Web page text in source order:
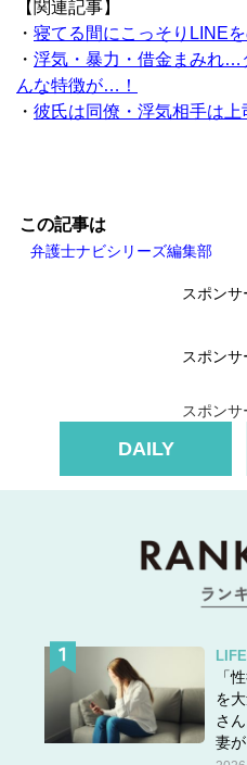
【関連記事】
・ 寝てる間にこっそりLINE
・ 浮気・暴力・借金まみれ…
んな特徴が…！
・ 彼氏は同僚・浮気相手は
この記事は
弁護士ナビシリーズ編集部
スポンサ
スポンサ
スポンサ
DAILY
LIFE
「
を
さ
妻